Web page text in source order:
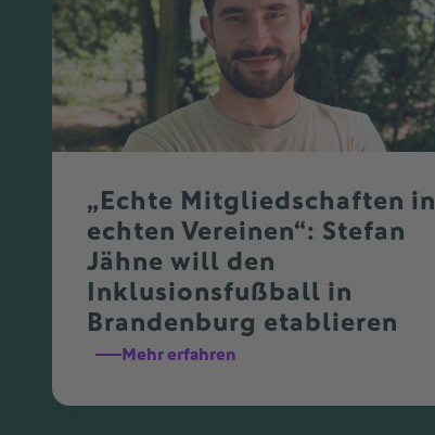
„Echte Mitgliedschaften in
echten Vereinen“: Stefan
Jähne will den
Inklusionsfußball in
Brandenburg etablieren
Mehr erfahren